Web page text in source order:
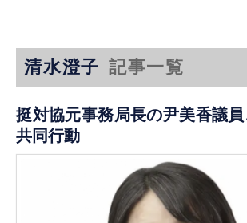
清水澄子 記事一覧
挺対協元事務局長の尹美香議
共同行動